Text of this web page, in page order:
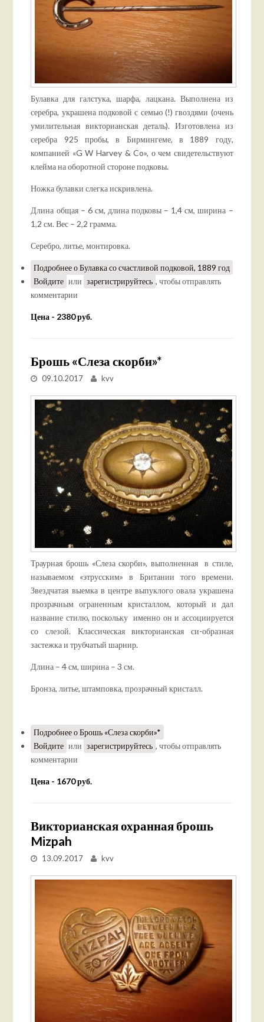
Булавка для галстука, шарфа, лацкана. Выполнена из
серебра, украшена подковой с семью (!) гвоздями (очень
умилительная викторианская деталь). Изготовлена из
серебра 925 пробы, в Бирмингеме, в 1889 году,
компанией «G W Harvey & Co», о чем свидетельствуют
клейма на оборотной стороне подковы.
Ножка булавки слегка искривлена.
Длина общая – 6 см, длина подковы – 1,4 см, ширина –
1,2 см. Вес – 2,2 грамма.
Серебро, литье, монтировка.
Подробнеео Булавка со счастливой подковой, 1889 год
Войдите или зарегистрируйтесь , чтобы отправлять
комментарии
Цена - 2380 руб.
Брошь «Слеза скорби»*
09.10.2017 kvv
Траурная брошь «Слеза скорби», выполненная в стиле,
называемом «этрусским» в Британии того времени.
Звездчатая выемка в центре выпуклого овала украшена
прозрачным ограненным кристаллом, который и дал
название стилю, поскольку именно он и ассоциируется
со слезой. Классическая викторианская си-образная
застежка и трубчатый шарнир.
Длина – 4 см, ширина – 3 см.
Бронза, литье, штамповка, прозрачный кристалл.
Подробнеео Брошь «Слеза скорби»*
Войдите или зарегистрируйтесь , чтобы отправлять
комментарии
Цена - 1670 руб.
Викторианская охранная брошь
Mizpah
13.09.2017 kvv